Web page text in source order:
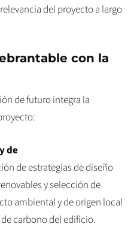
del proyecto a largo
con la
de futuro integra la
de
de estrategias de diseño
y selección de
ambiental y de origen local
carbono del edificio.